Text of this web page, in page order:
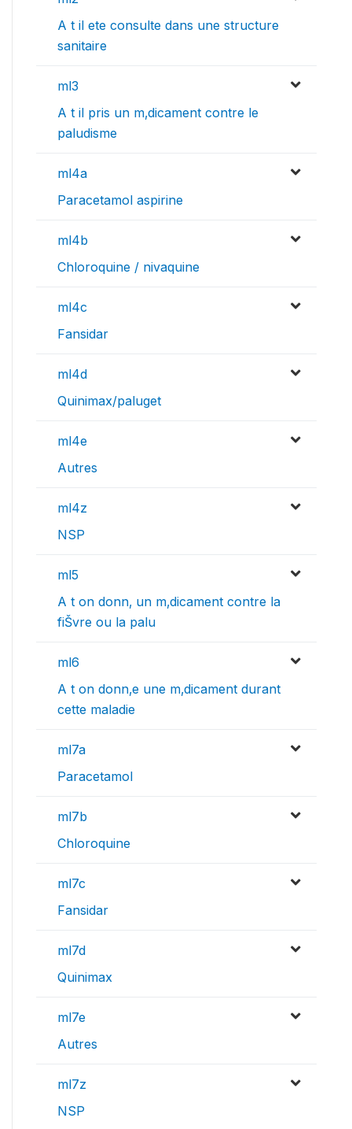
A t il ete consulte dans une structure
sanitaire
ml3
A t il pris un m‚dicament contre le
paludisme
ml4a
Paracetamol aspirine
ml4b
Chloroquine / nivaquine
ml4c
Fansidar
ml4d
Quinimax/paluget
ml4e
Autres
ml4z
NSP
ml5
A t on donn‚ un m‚dicament contre la
fiŠvre ou la palu
ml6
A t on donn‚e une m‚dicament durant
cette maladie
ml7a
Paracetamol
ml7b
Chloroquine
ml7c
Fansidar
ml7d
Quinimax
ml7e
Autres
ml7z
NSP